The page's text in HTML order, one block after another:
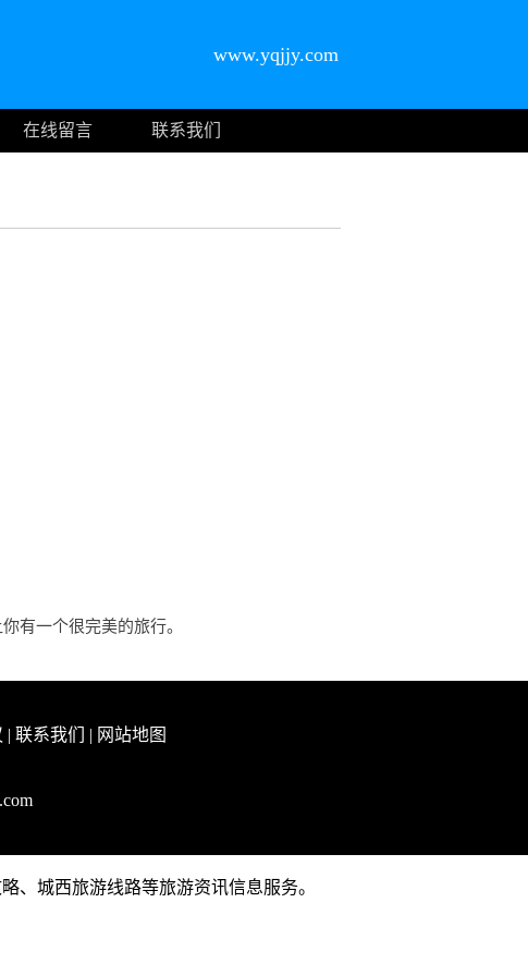
www.yqjjy.com
在线留言
联系我们
有一个很完美的旅行。
| 联系我们 | 网站地图
、城西旅游线路等旅游资讯信息服务。